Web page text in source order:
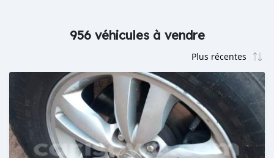
956 véhicules à vendre